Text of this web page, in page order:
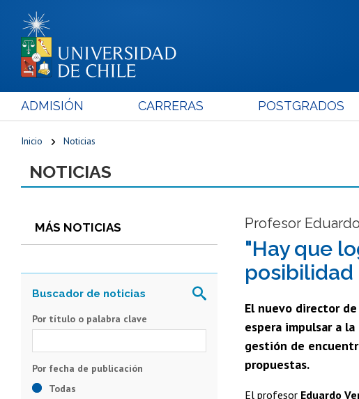
ADMISIÓN CARRERAS POSTGRADOS
Inicio Noticias
NOTICIAS
MÁS NOTICIAS Profesor
"Hay que
posibilidad
El nuevo director
espera impulsar a
gestión de
propuestas.
El profesor Eduardo
Por título o palabra clave
Todas